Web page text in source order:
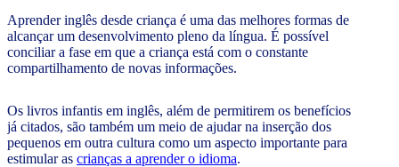
Aprender inglês desde criança é uma das melhores formas de
alcançar um desenvolvimento pleno da língua. É possível
conciliar a fase em que a criança está com o constante
compartilhamento de novas informações.
Os livros infantis em inglês, além de permitirem os benefícios
já citados, são também um meio de ajudar na inserção dos
pequenos em outra cultura como um aspecto importante para
estimular as crianças a aprender o idioma.